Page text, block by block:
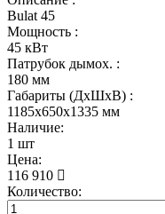
Bulat 45
Мощность :
45 кВт
Патрубок дымох. :
180 мм
Габариты (ДхШхВ) :
1185x650x1335 мм
Наличие:
1 шт
Цена:
116 910
Количество: